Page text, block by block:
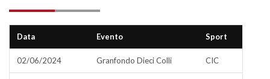
Data Evento Sport
02/06/2024 Granfondo Dieci Colli CIC